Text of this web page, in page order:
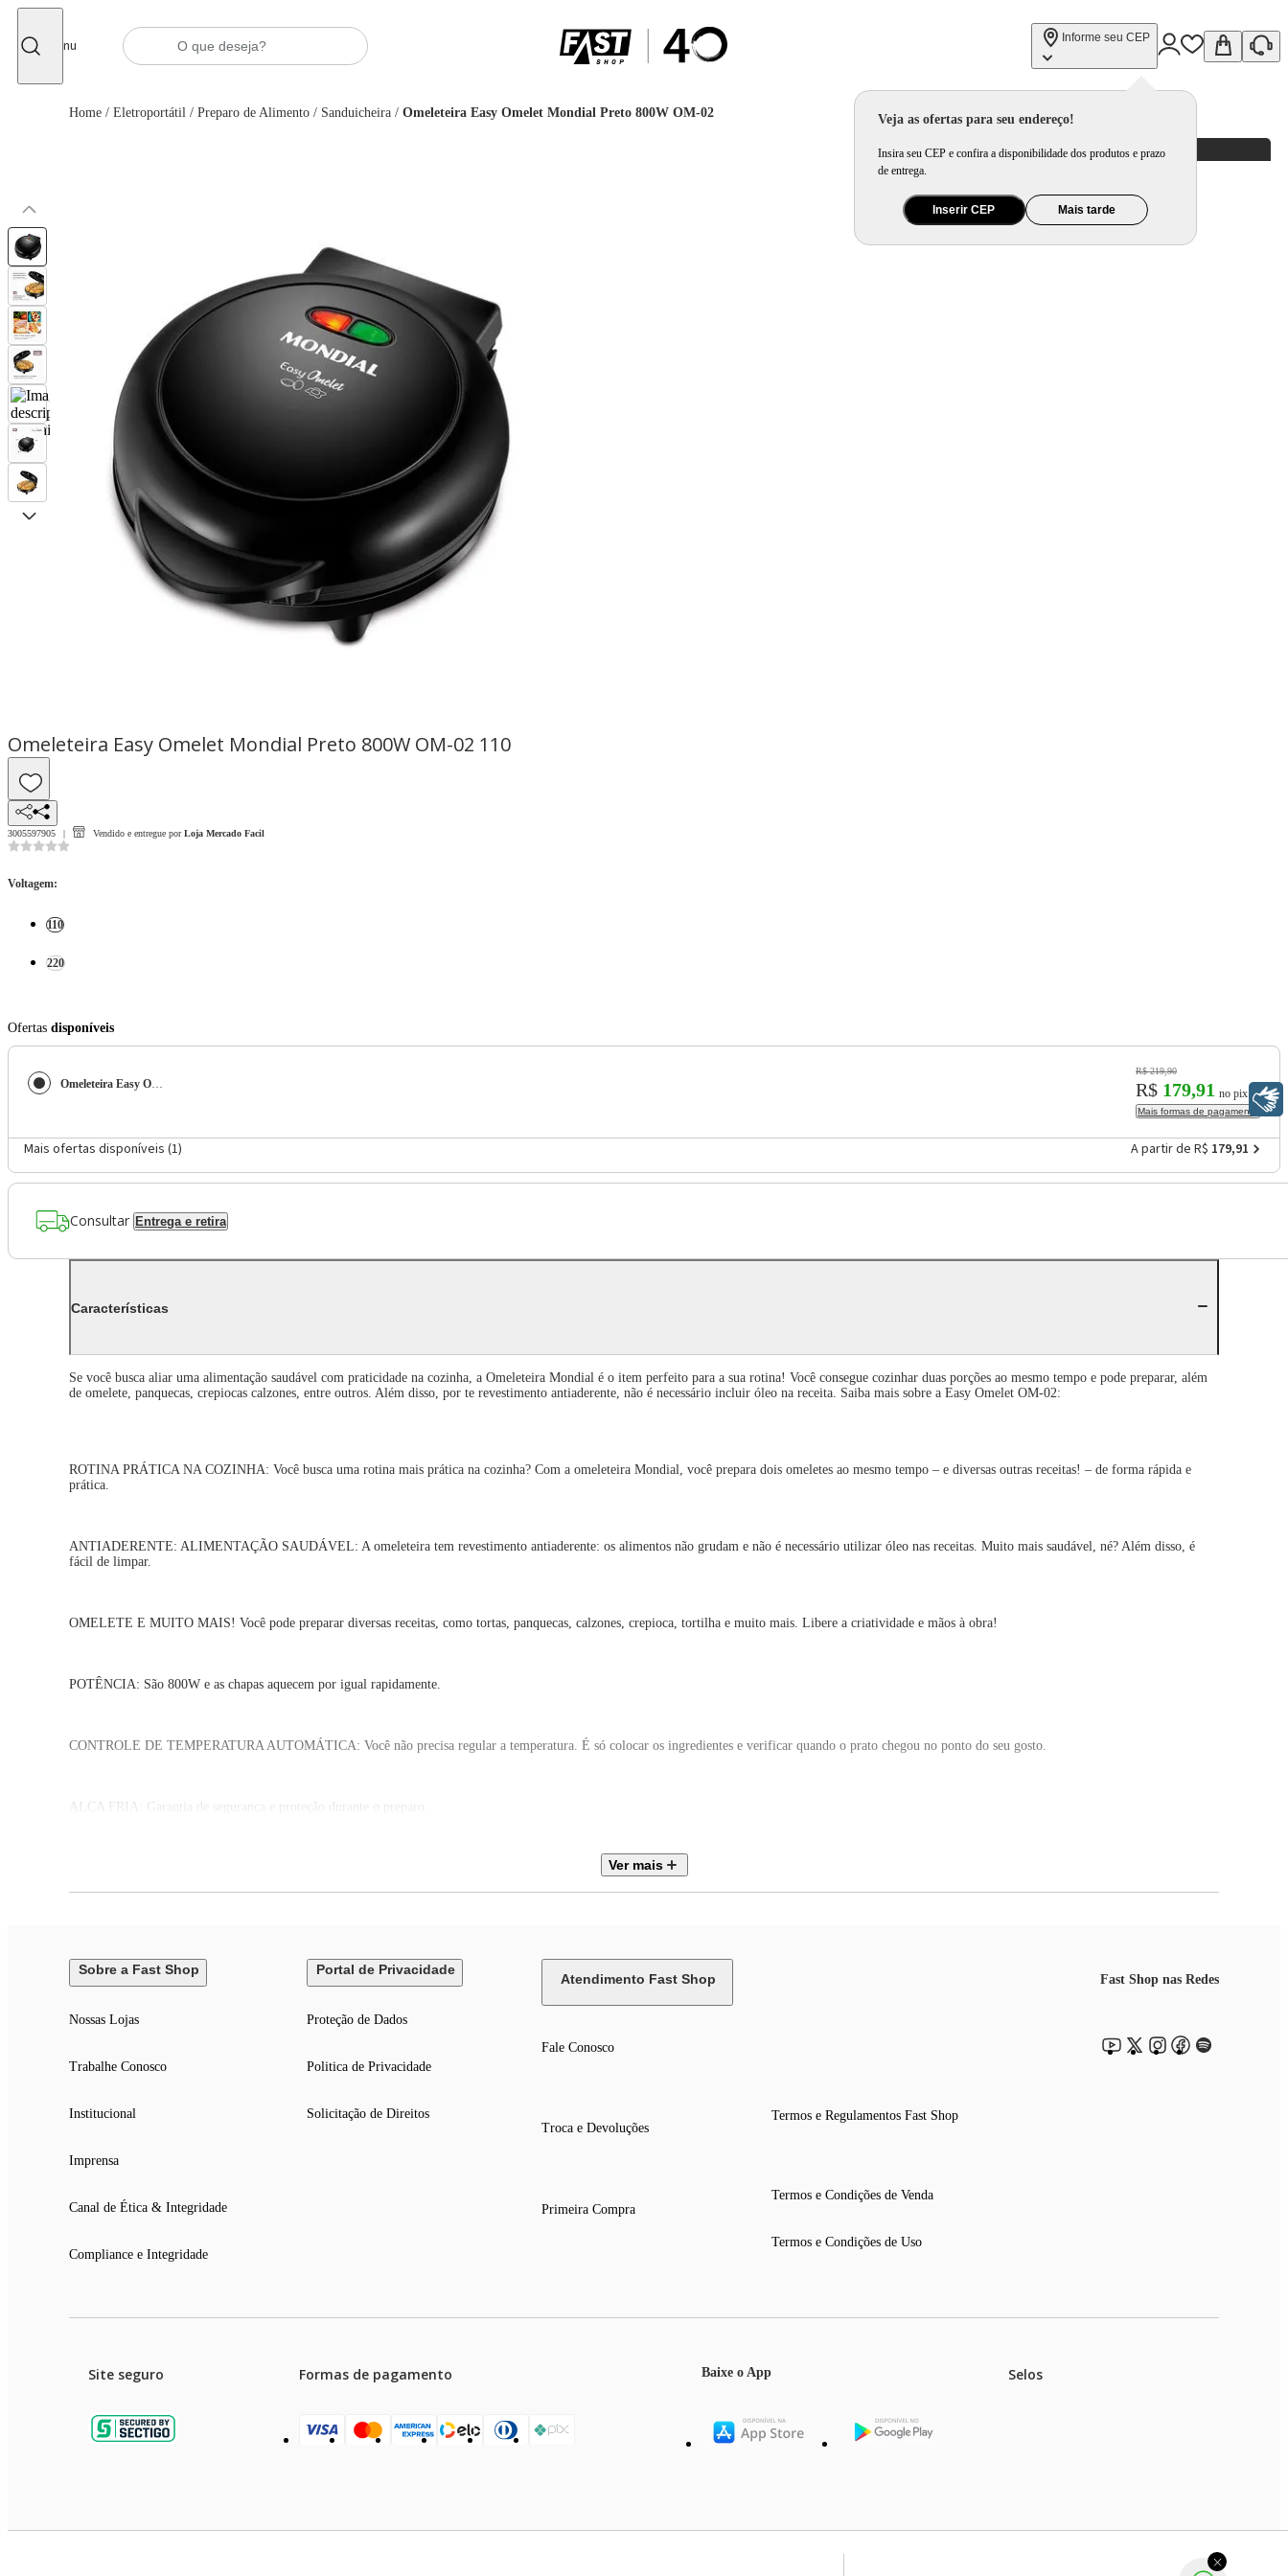
Menu
Informe seu CEP
Veja as ofertas para seu endereço!
Insira seu CEP e confira a disponibilidade dos produtos e prazo
de entrega.
Inserir CEP Mais tarde
Home / Eletroportátil / Preparo de Alimento / Sanduicheira / Omeleteira Easy Omelet Mondial Preto 800W OM-02
Omeleteira Easy Omelet Mondial Preto 800W OM-02 110
3005597905 Vendido e entregue por Loja Mercado Facil
Voltagem:
110
220
Ofertas disponíveis
Omeleteira Easy Omelet Mondial Preto 800W OM-02
R$ 219,90
R$ 179,91 no pix
Mais formas de pagamento
Mais ofertas disponíveis (1) A partir de R$ 179,91
Consultar Entrega e retira
Características
Se você busca aliar uma alimentação saudável com praticidade na cozinha, a Omeleteira Mondial é o item perfeito para a sua rotina! Você consegue cozinhar duas porções ao mesmo tempo e pode preparar, além
de omelete, panquecas, crepiocas calzones, entre outros. Além disso, por te revestimento antiaderente, não é necessário incluir óleo na receita. Saiba mais sobre a Easy Omelet OM-02:
ROTINA PRÁTICA NA COZINHA: Você busca uma rotina mais prática na cozinha? Com a omeleteira Mondial, você prepara dois omeletes ao mesmo tempo – e diversas outras receitas! – de forma rápida e
prática.
ANTIADERENTE: ALIMENTAÇÃO SAUDÁVEL: A omeleteira tem revestimento antiaderente: os alimentos não grudam e não é necessário utilizar óleo nas receitas. Muito mais saudável, né? Além disso, é
fácil de limpar.
OMELETE E MUITO MAIS! Você pode preparar diversas receitas, como tortas, panquecas, calzones, crepioca, tortilha e muito mais. Libere a criatividade e mãos à obra!
POTÊNCIA: São 800W e as chapas aquecem por igual rapidamente.
CONTROLE DE TEMPERATURA AUTOMÁTICA: Você não precisa regular a temperatura. É só colocar os ingredientes e verificar quando o prato chegou no ponto do seu gosto.
ALÇA FRIA: Garantia de segurança e proteção durante o preparo.
UM ANO DE GARANTIA MONDIAL: A Mondial é a escolha de milhões de consumidores. Mondial, a escolha inteligente!
Ver mais
Sobre a Fast Shop
Nossas Lojas
Trabalhe Conosco
Institucional
Imprensa
Canal de Ética & Integridade
Compliance e Integridade
Portal de Privacidade
Proteção de Dados
Politica de Privacidade
Solicitação de Direitos
Atendimento Fast Shop
Fale Conosco
Troca e Devoluções
Primeira Compra
Termos e Regulamentos Fast Shop
Termos e Condições de Venda
Termos e Condições de Uso
Fast Shop nas Redes
Site seguro Formas de pagamento Baixe o App Selos
Libras